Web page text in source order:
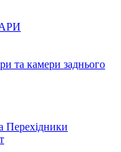
та камери заднього
Перехідники